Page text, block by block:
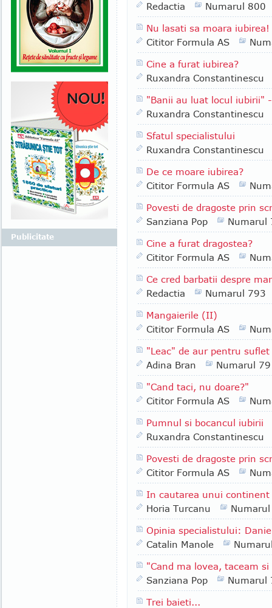
Redactia
Numarul 800
Nu lasati sa moara
Cititor Formula AS
Cine a furat iubirea?
Ruxandra Constantinescu
"Banii au luat locul iubirii" -
Ruxandra Constantinescu
Sfatul specialistului
Ruxandra Constantinescu
De ce moare iubirea?
Cititor Formula AS
Povesti de dragoste prin
Sanziana Pop
Numarul
Cine a furat dragostea?
Cititor Formula AS
Ce cred barbatii despre
Redactia
Numarul 793
Mangaierile (II)
Cititor Formula AS
"Leac" de aur pentru
Adina Bran
Numarul
"Cand taci, nu doare?"
Cititor Formula AS
Pumnul si bocancul iubirii
Ruxandra Constantinescu
Povesti de dragoste prin
Cititor Formula AS
In cautarea unui
Horia Turcanu
Opinia specialistului:
Catalin Manole
"Cand ma lovea, taceam
Sanziana Pop
Numarul
Trei baieti...
Publicitate